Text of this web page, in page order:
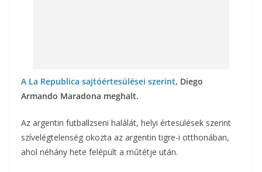
A La Republica sajtóértesülései szerint, Diego
Armando Maradona meghalt.
Az argentin futballzseni halálát, helyi értesülések szerint
szívelégtelenség okozta az argentin tigre-i otthonában,
ahol néhány hete felépült a műtétje után.